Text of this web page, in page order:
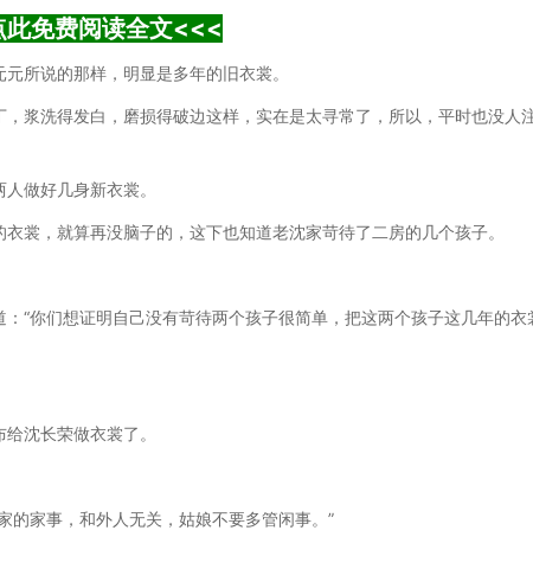
免费阅读全文<<<
所说的那样，明显是多年的旧衣裳。
浆洗得发白，磨损得破边这样，实在是太寻常了，所以，平时也没人
做好几身新衣裳。
裳，就算再没脑子的，这下也知道老沈家苛待了二房的几个孩子。
“你们想证明自己没有苛待两个孩子很简单，把这两个孩子这几年的衣
沈长荣做衣裳了。
的家事，和外人无关，姑娘不要多管闲事。”